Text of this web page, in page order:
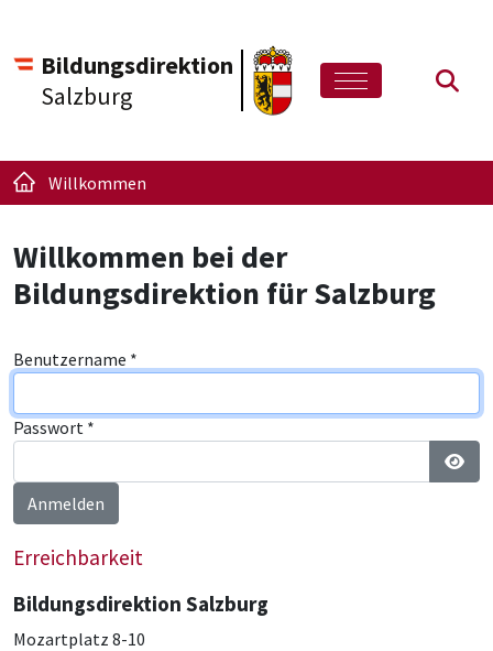
Bildungsdirektion
Salzburg
Willkommen
Willkommen bei der
Bildungsdirektion für Salzburg
Benutzername *
Passwort *
Anmelden
Erreichbarkeit
Bildungsdirektion Salzburg
Mozartplatz 8-10